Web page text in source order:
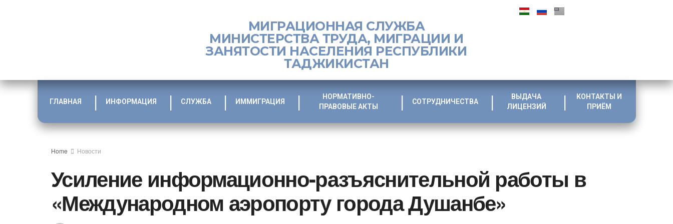
МИГРАЦИОННАЯ СЛУЖБА
МИНИСТЕРСТВА ТРУДА, МИГРАЦИИ И
ЗАНЯТОСТИ НАСЕЛЕНИЯ РЕСПУБЛИКИ
ТАДЖИКИСТАН
ГЛАВНАЯ ИНФОРМАЦИЯ СЛУЖБА ИММИГРАЦИЯ
НОРМАТИВНО-
ПРАВОВЫЕ АКТЫ
СОТРУДНИЧЕСТВА
ВЫДАЧА
ЛИЦЕНЗИЙ
КОНТАКТЫ И
ПРИЁМ
Home Новости
Усиление информационно-разъяснительной работы в
«Международном аэропорту города Душанбе»